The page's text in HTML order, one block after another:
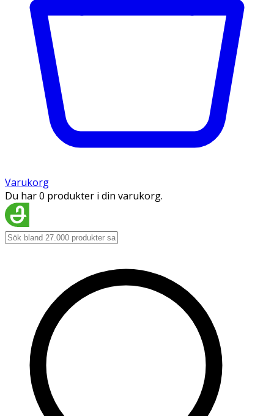
Varukorg
Du har 0 produkter i din varukorg.